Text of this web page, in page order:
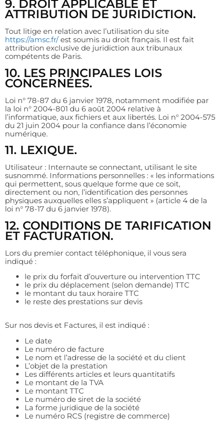
9. DROIT APPLICABLE ET
ATTRIBUTION DE JURIDICTION.
Tout litige en relation avec l’utilisation du site
https://amsc.fr/est soumis au droit français. Il est fait
attribution exclusive de juridiction aux tribunaux
compétents de Paris.
10. LES PRINCIPALES LOIS
CONCERNÉES.
Loi n° 78-87 du 6 janvier 1978, notamment modifiée par
la loi n° 2004-801 du 6 août 2004 relative à
l’informatique, aux fichiers et aux libertés. Loi n° 2004-575
du 21 juin 2004 pour la confiance dans l’économie
numérique.
11. LEXIQUE.
Utilisateur : Internaute se connectant, utilisant le site
susnommé. Informations personnelles : « les informations
qui permettent, sous quelque forme que ce soit,
directement ou non, l’identification des personnes
physiques auxquelles elles s’appliquent » (article 4 de la
loi n° 78-17 du 6 janvier 1978).
12. CONDITIONS DE TARIFICATION
ET FACTURATION.
Lors du premier contact téléphonique, il vous sera
indiqué :
le prix du forfait d’ouverture ou intervention TTC
le prix du déplacement (selon demande) TTC
le montant du taux horaire TTC
le reste des prestations sur devis
Sur nos devis et Factures, il est indiqué :
Le date
Le numéro de facture
Le nom et l’adresse de la société et du client
L’objet de la prestation
Les différents articles et leurs quantitatifs
Le montant de la TVA
Le montant TTC
Le numéro de siret de la société
La forme juridique de la société
Le numéro RCS (registre de commerce)